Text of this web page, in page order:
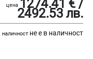
цена 1274.41 € /
2492.53 лв.
наличност не е в наличност